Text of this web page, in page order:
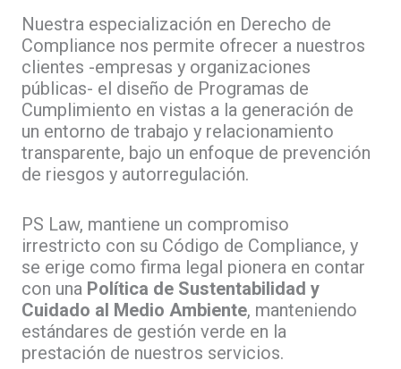
Nuestra especialización en Derecho de
Compliance nos permite ofrecer a nuestros
clientes -empresas y organizaciones
públicas- el diseño de Programas de
Cumplimiento en vistas a la generación de
un entorno de trabajo y relacionamiento
transparente, bajo un enfoque de prevención
de riesgos y autorregulación.
PS Law, mantiene un compromiso
irrestricto con su Código de Compliance, y
se erige como firma legal pionera en contar
con una Política de Sustentabilidad y
Cuidado al Medio Ambiente, manteniendo
estándares de gestión verde en la
prestación de nuestros servicios.